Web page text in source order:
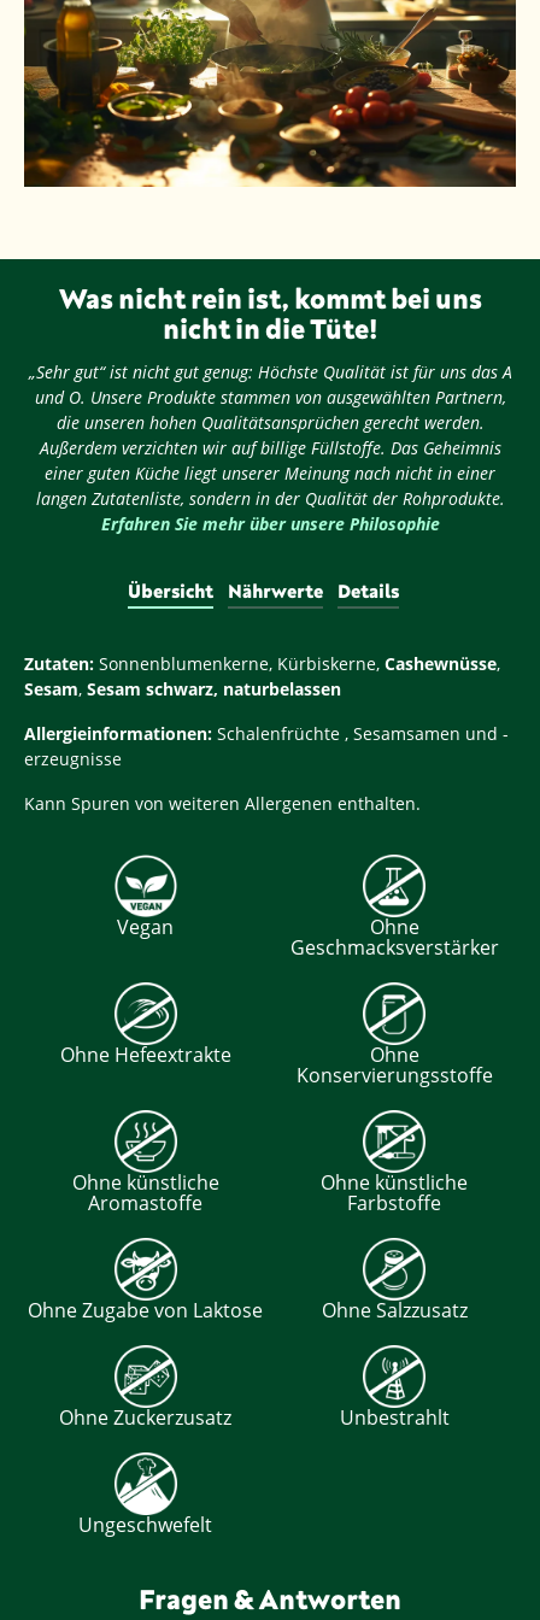
Was nicht rein ist, kommt bei uns
nicht in die Tüte!
„Sehr gut“ ist nicht gut genug: Höchste Qualität ist für uns das A
und O. Unsere Produkte stammen von ausgewählten Partnern,
die unseren hohen Qualitätsansprüchen gerecht werden.
Außerdem verzichten wir auf billige Füllstoffe. Das Geheimnis
einer guten Küche liegt unserer Meinung nach nicht in einer
langen Zutatenliste, sondern in der Qualität der Rohprodukte.
Erfahren Sie mehr über unsere Philosophie
Übersicht Nährwerte Details
Zutaten: Sonnenblumenkerne, Kürbiskerne, Cashewnüsse,
Sesam, Sesam schwarz, naturbelassen
Allergieinformationen: Schalenfrüchte , Sesamsamen und -
erzeugnisse
Kann Spuren von weiteren Allergenen enthalten.
Vegan Ohne
Geschmacksverstärker
Ohne Hefeextrakte Ohne
Konservierungsstoffe
Ohne künstliche
Aromastoffe
Ohne künstliche
Farbstoffe
Ohne Zugabe von Laktose Ohne Salzzusatz
Ohne Zuckerzusatz Unbestrahlt
Ungeschwefelt
Fragen & Antworten